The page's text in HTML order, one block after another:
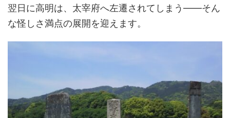
翌日に高明は、太宰府へ左遷されてしまう――そん
な怪しさ満点の展開を迎えます。